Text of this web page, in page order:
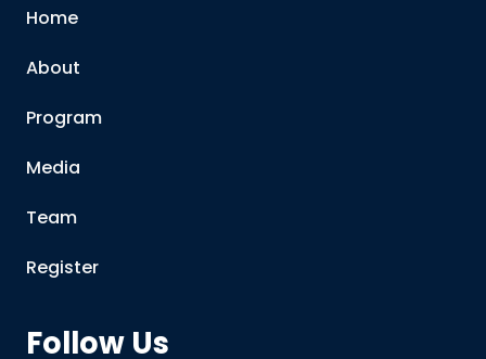
Home
About
Program
Media
Team
Register
Follow Us